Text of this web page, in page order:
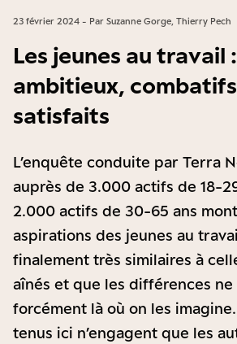
23 février 2024 - Par Suzanne Gorge, Thierry Pech
Les jeunes au travail
ambitieux,
satisfaits
L’enquête conduite par Terra
auprès de 3.000 actifs de 18-
2.000 actifs de 30-65 ans
aspirations des jeunes au
finalement très similaires à
aînés et que les différences ne
forcément là où on les
tenus ici n’engagent que les